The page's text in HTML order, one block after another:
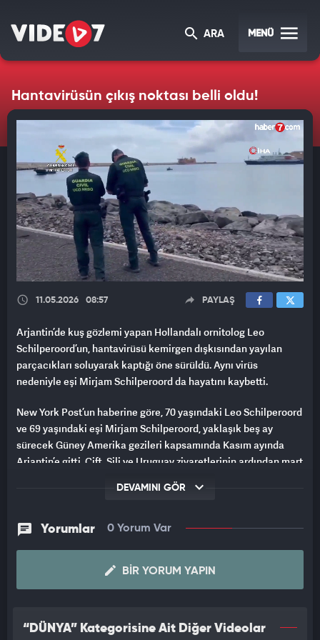
ARA MENÜ
Hantavirüsün çıkış noktası belli oldu!
11.05.2026 08:57 PAYLAŞ
Arjantin’de kuş gözlemi yapan Hollandalı ornitolog Leo
Schilperoord’un, hantavirüsü kemirgen dışkısından yayılan
parçacıkları soluyarak kaptığı öne sürüldü. Aynı virüs
nedeniyle eşi Mirjam Schilperoord da hayatını kaybetti.
New York Post’un haberine göre, 70 yaşındaki Leo Schilperoord
ve 69 yaşındaki eşi Mirjam Schilperoord, yaklaşık beş ay
sürecek Güney Amerika gezileri kapsamında Kasım ayında
Arjantin’e gitti. Çift, Şili ve Uruguay ziyaretlerinin ardından mart
Kuş gözlemciliğine tutkuyla bağlı olan çift, Ushuaia kentinin
dışında bulunan bir çöp depolama alanını ziyaret etti. Bölge,
nadir görülen beyaz boğazlı karakarayı gözlemlemek isteyen
kuş gözlemcilerinin sıkça uğradığı bir nokta olarak biliniyor.
VİRÜSÜ SOLUDUKLARI DÜŞÜNÜLÜYOR
DEVAMINI GÖR
Yorumlar 0 Yorum Var
BIR YORUM YAPIN
“DÜNYA” Kategorisine Ait Diğer Videolar